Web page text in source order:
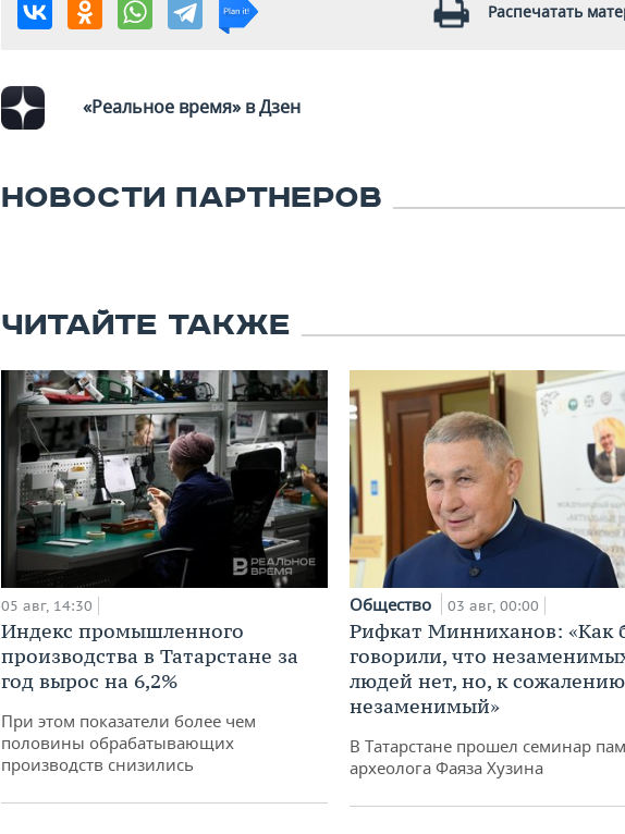
Распечатать
«Реальное время» в Дзен
НОВОСТИ ПАРТНЕРОВ
ЧИТАЙТЕ ТАКЖЕ
05 авг, 14:30
Индекс промышленного
производства в Татарстане за
год вырос на 6,2%
При этом показатели более чем
половины обрабатывающих
производств снизились
Общество 03 авг, 00:00
Рифкат Минниханов: «Как
говорили, что
людей нет, но, к
незаменимый»
В Татарстане прошел семинар
археолога Фаяза Хузина